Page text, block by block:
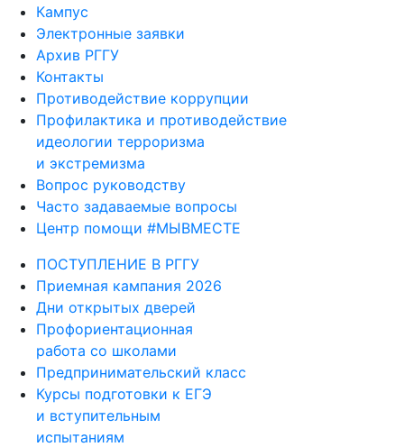
Кампус
Электронные заявки
Архив РГГУ
Контакты
Противодействие коррупции
Профилактика и противодействие
идеологии терроризма
и экстремизма
Вопрос руководству
Часто задаваемые вопросы
Центр помощи #МЫВМЕСТЕ
ПОСТУПЛЕНИЕ В РГГУ
Приемная кампания 2026
Дни открытых дверей
Профориентационная
работа со школами
Предпринимательский класс
Курсы подготовки к ЕГЭ
и вступительным
испытаниям